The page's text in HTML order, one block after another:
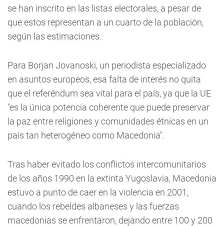
se han inscrito en las listas electorales, a pesar de
que estos representan a un cuarto de la población,
según las estimaciones.
Para Borjan Jovanoski, un periodista especializado
en asuntos europeos, esa falta de interés no quita
que el referéndum sea vital para el país, ya que la UE
"es la única potencia coherente que puede preservar
la paz entre religiones y comunidades étnicas en un
país tan heterogéneo como Macedonia".
Tras haber evitado los conflictos intercomunitarios
de los años 1990 en la extinta Yugoslavia, Macedonia
estuvo a punto de caer en la violencia en 2001,
cuando los rebeldes albaneses y las fuerzas
macedonias se enfrentaron, dejando entre 100 y 200